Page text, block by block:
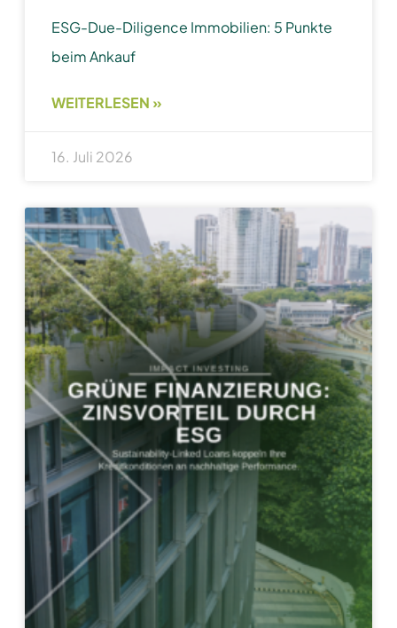
ESG-Due-Diligence Immobilien: 5 Punkte
beim Ankauf
WEITERLESEN »
16. Juli 2026